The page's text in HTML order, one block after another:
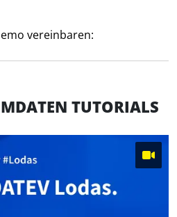
vereinbaren:
TUTORIALS